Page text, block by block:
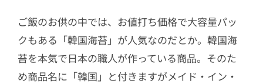
ご飯のお供の中では、お値打ち価格で大容量パッ
クもある「韓国海苔」が人気なのだとか。韓国海
苔を本気で日本の職人が作っている商品。そのた
め商品名に「韓国」と付きますがメイド・イン・